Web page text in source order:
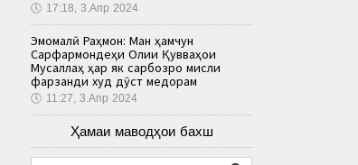
🕔 17:18, 3.Апр 2024
Эмомалӣ Раҳмон: Ман ҳамчун
Сарфармондеҳи Олии Қувваҳои
Мусаллаҳ ҳар як сарбозро мисли
фарзанди худ дӯст медорам
🕔 11:27, 3.Апр 2024
Ҳамаи маводҳои бахш